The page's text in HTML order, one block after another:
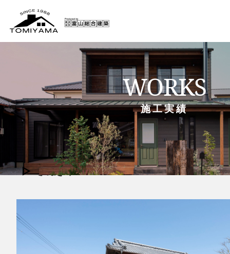
WORKS
施工実績
次世代へ繋ぐ高性能リノベ
さぬき市